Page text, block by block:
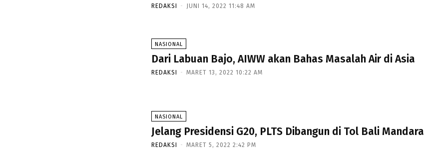
REDAKSI - JUNI 14, 2022 11:48 AM
NASIONAL
Dari Labuan Bajo, AIWW akan Bahas Masalah Air di Asia
REDAKSI - MARET 13, 2022 10:22 AM
NASIONAL
Jelang Presidensi G20, PLTS Dibangun di Tol Bali Mandara
REDAKSI - MARET 5, 2022 2:42 PM